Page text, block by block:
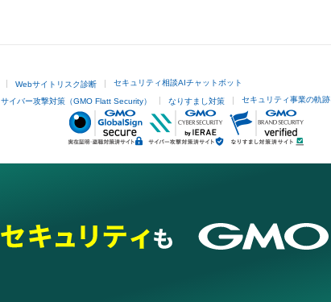
Webサイトリスク診断 セキュリティ相談AIチャットボット
サイバー攻撃対策（GMO Flatt Security） なりすまし対策 セキュリティ事業の軌跡